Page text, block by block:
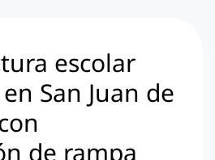
escolar
San Juan de
de rampa